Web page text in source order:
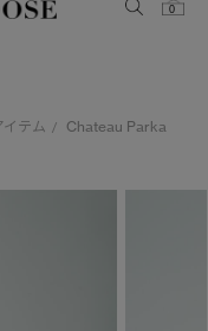
Canada Goose
0
は、アウター
て、長く愛される製
イテム /
Chateau Parka